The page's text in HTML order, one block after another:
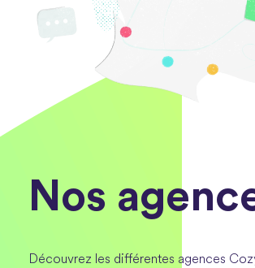
Nos
Découvrez les différentes agences